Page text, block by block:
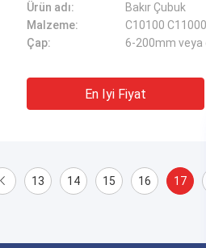
Ürün adı:
Bakır Çubuk
Malzeme:
C10100
Çap:
6-200mm
En Iyi Fiyat
13 14 15 16 17